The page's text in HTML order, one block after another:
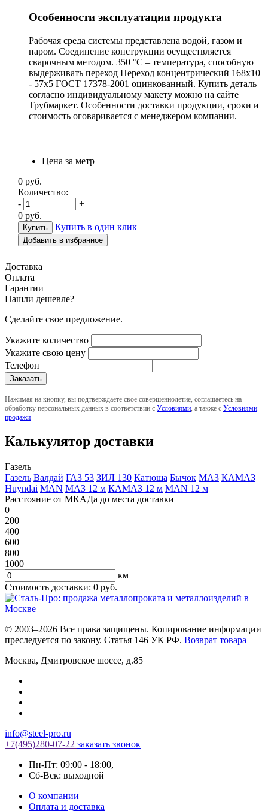
Особенности эксплуатации продукта
Рабочая среда системы представлена водой, газом и
паром. Соединение конструкции осуществляется
сварочным методом. 350 °С – температура, способную
выдерживать переход Переход концентрический 168х10
- 57х5 ГОСТ 17378-2001 оцинкованный. Купить деталь
согласно индивидуальному макету можно на сайте
Трубмаркет. Особенности доставки продукции, сроки и
стоимость оговаривается с менеджером компании.
Цена за метр
0 руб.
Количество:
-
+
0 руб.
Купить в один клик
Добавить в избранное
Доставка
Оплата
Гарантии
Нашли дешевле?
Сделайте свое предложение.
Укажите количество
Укажите свою цену
Телефон
Нажимая на кнопку, вы подтверждаете свое совершеннолетие, соглашаетесь на
обработку персональных данных в соответствии с Условиями , а также с Условиями
продажи
Калькулятор доставки
Газель
Газель Валдай ГАЗ 53 ЗИЛ 130 Катюша Бычок МАЗ КАМАЗ
Huyndai MAN МАЗ 12 м КАМАЗ 12 м MAN 12 м
Расстояние от МКАДа до места доставки
0
200
400
600
800
1000
км
Стоимость доставки: 0 руб.
© 2003–2026 Все права защищены. Копирование информации
преследуется по закону. Статья 146 УК РФ. Возврат товара
Москва, Дмитровское шоссе, д.85
info@steel-pro.ru
+7(495)280-07-22 заказать звонок
Пн-Пт: 09:00 - 18:00,
Cб-Вск: выходной
О компании
Оплата и доставка